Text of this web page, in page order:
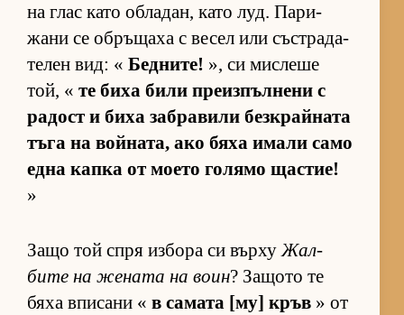
на глас като об­ла­дан, като луд. Па­ри­
жани се об­ръ­щаха с ве­сел или със­т­ра­да­
те­лен вид: « Бедните! », си мис­леше
той, « те биха били пре­из­пъл­нени с
ра­дост и биха заб­ра­вили без­к­рай­ната
тъга на вой­на­та, ако бяха имали само
една капка от мо­ето го­лямо щас­тие!
»
Защо той спря из­бора си върхуЖал­
бите на же­ната на воин? За­щото те
бяха впи­сани « в са­мата [му] кръв » от